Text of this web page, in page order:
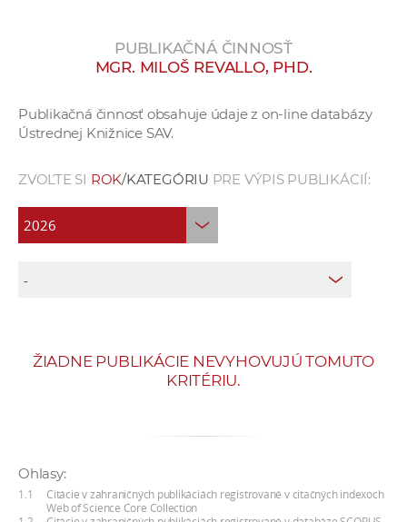
p
c
í
c
PUBLIKAČNÁ ČINNOSŤ
MGR. MILOŠ REVALLO, PHD.
Publikačná činnosť obsahuje údaje z on-line databázy
Ústrednej Knižnice SAV.
ZVOĽTE SI ROK/KATEGÓRIU PRE VÝPIS PUBLIKÁCIÍ:
ŽIADNE PUBLIKÁCIE NEVYHOVUJÚ TOMUTO
KRITÉRIU.
Ohlasy:
1.1
Citácie v zahraničných publikáciách registrované v citačných indexoch
Web of Science Core Collection